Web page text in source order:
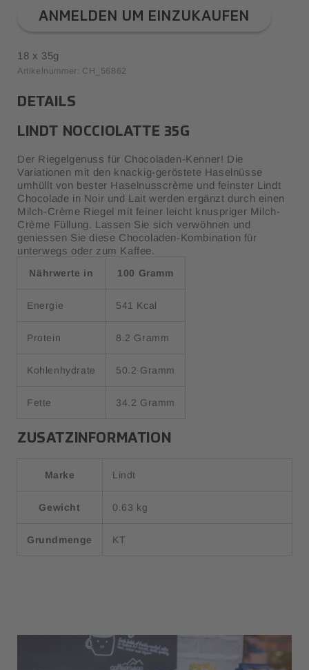
ANMELDEN UM EINZUKAUFEN
18 x 35g
Artikelnummer: CH_56862
DETAILS
LINDT NOCCIOLATTE 35G
Der Riegelgenuss für Chocoladen-Kenner! Die
Variationen mit den knackig-geröstete Haselnüsse
umhüllt von bester Haselnusscrème und feinster Lindt
Chocolade in Noir und Lait werden ergänzt durch einen
Milch-Crème Riegel mit feiner leicht knuspriger Milch-
Crème Füllung. Lassen Sie sich verwöhnen und
geniessen Sie diese Chocoladen-Kombination für
unterwegs oder zum Kaffee.
Nährwerte in 100 Gramm
Energie 541 Kcal
Protein 8.2 Gramm
Kohlenhydrate 50.2 Gramm
Fette 34.2 Gramm
ZUSATZINFORMATION
Marke Lindt
Gewicht 0.63 kg
Grundmenge KT